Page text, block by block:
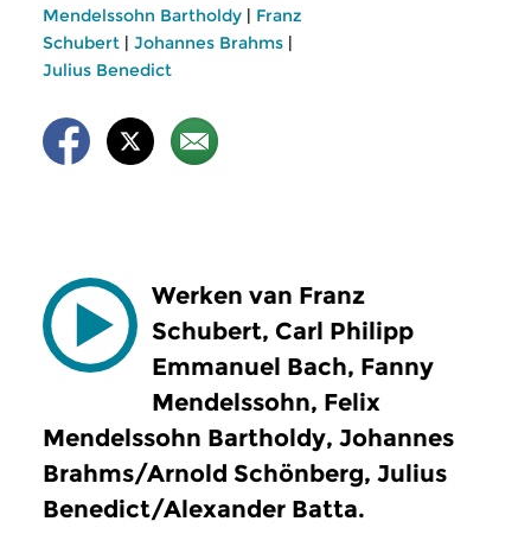
Mendelssohn Bartholdy | Franz
Schubert | Johannes Brahms |
Julius Benedict
Werken van Franz
Schubert, Carl Philipp
Emmanuel Bach, Fanny
Mendelssohn, Felix
Mendelssohn Bartholdy, Johannes
Brahms/Arnold Schönberg, Julius
Benedict/Alexander Batta.